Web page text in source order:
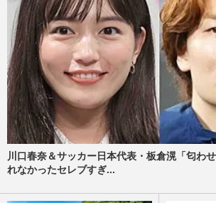
川口春奈＆サッカー日本代表・板倉滉「匂わ
れなかったセレブすぎ...